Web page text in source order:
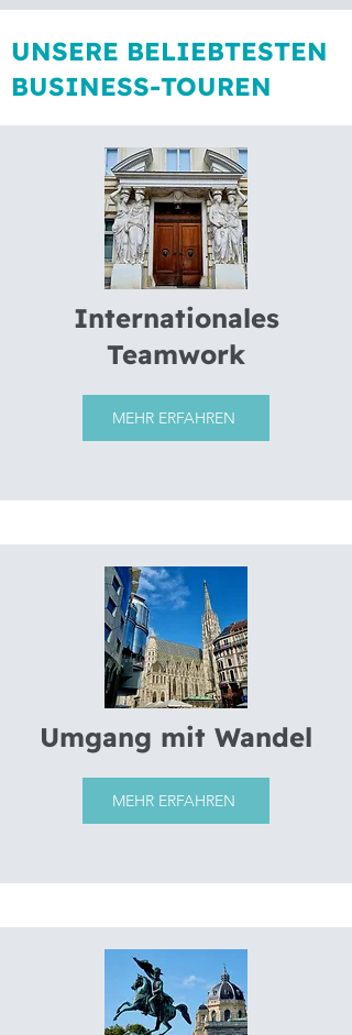
UNSERE BELIEBTESTEN
BUSINESS-TOUREN
Internationales
Teamwork
MEHR ERFAHREN
Umgang mit Wandel
MEHR ERFAHREN